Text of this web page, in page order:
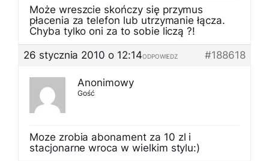
Może wreszcie skończy się przymus
płacenia za telefon lub utrzymanie łącza.
Chyba tylko oni za to sobie liczą ?!
26 stycznia 2010 o 12:14
#188618
ODPOWIEDZ
Anonimowy
Gość
Moze zrobia abonament za 10 zl i
stacjonarne wroca w wielkim stylu:)